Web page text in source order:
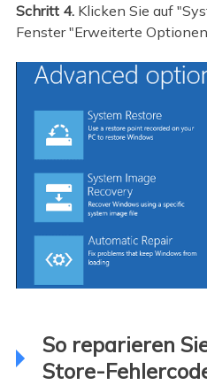
Schritt 4. Klicken Sie auf
Fenster "Erweiterte
So reparieren
Store-